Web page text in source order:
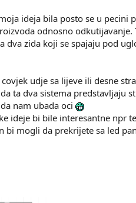
ideja bila posto se u pecini
odnosno odkutijavanje.
dva zida koji se spajaju pod
udje sa lijeve ili desne
ta dva sistema predstavljaju
nam ubada oci
ideje bi bile interesantne npr
bi mogli da prekrijete sa led